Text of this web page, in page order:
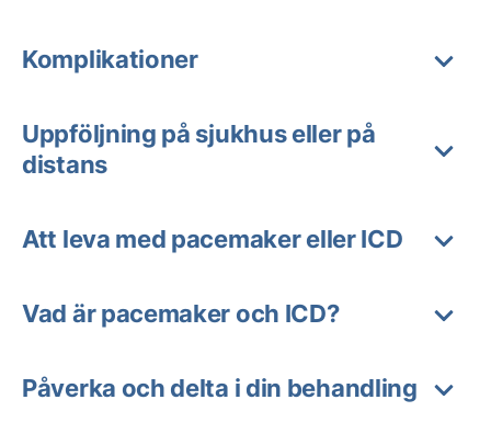
Komplikationer
Uppföljning på sjukhus eller på
distans
Att leva med pacemaker eller ICD
Vad är pacemaker och ICD?
Påverka och delta i din behandling